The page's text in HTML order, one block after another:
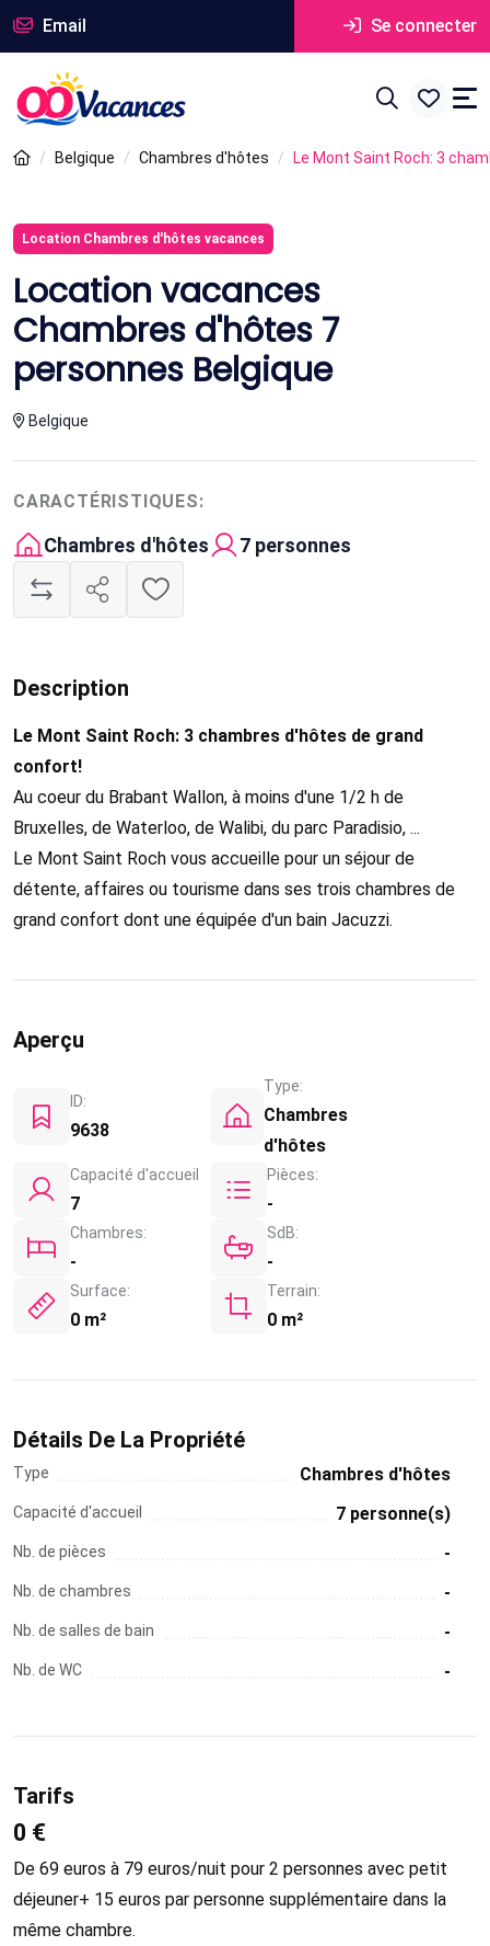
Email Se connecter
Belgique Chambres d'hôtes Le Mont Saint Roch: 3
Location Chambres d'hôtes vacances
Location vacances
Chambres d'hôtes 7
personnes Belgique
Belgique
CARACTÉRISTIQUES:
Chambres d'hôtes 7 personnes
Description
Le Mont Saint Roch: 3 chambres d'hôtes de grand
confort!
Au coeur du Brabant Wallon, à moins d'une 1/2 h de
Bruxelles, de Waterloo, de Walibi, du parc Paradisio, ...
Le Mont Saint Roch vous accueille pour un séjour de
détente, affaires ou tourisme dans ses trois chambres de
grand confort dont une équipée d'un bain Jacuzzi.
Aperçu
ID:
9638
Type:
Chambres
d'hôtes
Capacité d'accueil
7
Pièces:
-
Chambres:
-
SdB:
-
Surface:
0 m²
Terrain:
0 m²
Détails De La Propriété
Type Chambres d'hôtes
Capacité d'accueil 7 personne(s)
Nb. de pièces -
Nb. de chambres -
Nb. de salles de bain -
Nb. de WC -
Tarifs
0 €
De 69 euros à 79 euros/nuit pour 2 personnes avec petit
déjeuner+ 15 euros par personne supplémentaire dans la
même chambre.